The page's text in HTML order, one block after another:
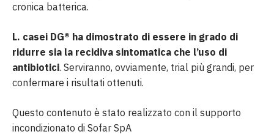
cronica batterica.
L. casei DG® ha dimostrato di essere in grado di
ridurre sia la recidiva sintomatica che l’uso di
antibiotici. Serviranno, ovviamente, trial più grandi, per
confermare i risultati ottenuti.
Questo contenuto è stato realizzato con il supporto
incondizionato di Sofar SpA